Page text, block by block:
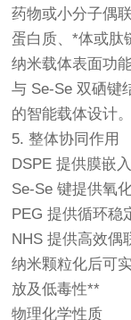
药物或小分子偶联
蛋白质、*体或肽
纳米载体表面功
与 Se-Se 双硒键
的智能载体设计。
5. 整体协同作用
DSPE 提供膜嵌
Se-Se 键提供氧
PEG 提供循环稳
NHS 提供高效偶
纳米颗粒化后可
放及低毒性**
物理化学性质